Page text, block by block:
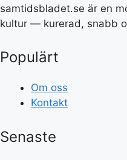
samtidsbladet.se är en
kultur — kurerad, snabb
Populärt
Om oss
Kontakt
Senaste